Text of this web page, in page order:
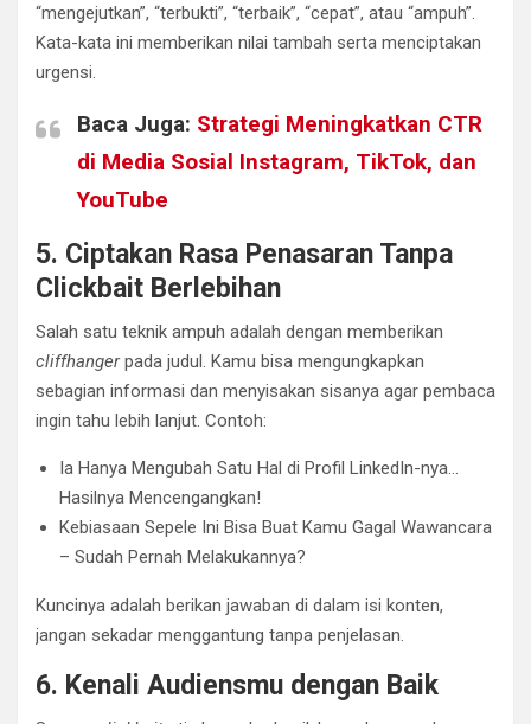
“mengejutkan”, “terbukti”, “terbaik”, “cepat”, atau “ampuh”.
Kata-kata ini memberikan nilai tambah serta menciptakan
urgensi.
Baca Juga: Strategi Meningkatkan CTR
di Media Sosial Instagram, TikTok, dan
YouTube
5. Ciptakan Rasa Penasaran Tanpa
Clickbait Berlebihan
Salah satu teknik ampuh adalah dengan memberikan
cliffhangerpada judul. Kamu bisa mengungkapkan
sebagian informasi dan menyisakan sisanya agar pembaca
ingin tahu lebih lanjut. Contoh:
Ia Hanya Mengubah Satu Hal di Profil LinkedIn-nya…
Hasilnya Mencengangkan!
Kebiasaan Sepele Ini Bisa Buat Kamu Gagal Wawancara
– Sudah Pernah Melakukannya?
Kuncinya adalah berikan jawaban di dalam isi konten,
jangan sekadar menggantung tanpa penjelasan.
6. Kenali Audiensmu dengan Baik